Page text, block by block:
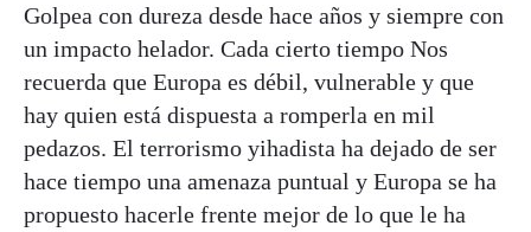
Golpea con dureza desde hace años y siempre con
un impacto helador. Cada cierto tiempo Nos
recuerda que Europa es débil, vulnerable y que
hay quien está dispuesta a romperla en mil
pedazos. El terrorismo yihadista ha dejado de ser
hace tiempo una amenaza puntual y Europa se ha
propuesto hacerle frente mejor de lo que le ha